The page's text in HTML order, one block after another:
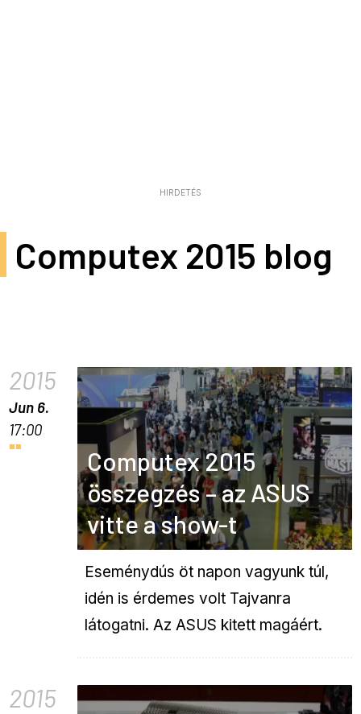
HIRDETÉS
Computex 2015 blog
2015
Jun 6.
17:00
Computex 2015
összegzés – az ASUS
vitte a show-t
Eseménydús öt napon vagyunk túl,
idén is érdemes volt Tajvanra
látogatni. Az ASUS kitett magáért.
2015